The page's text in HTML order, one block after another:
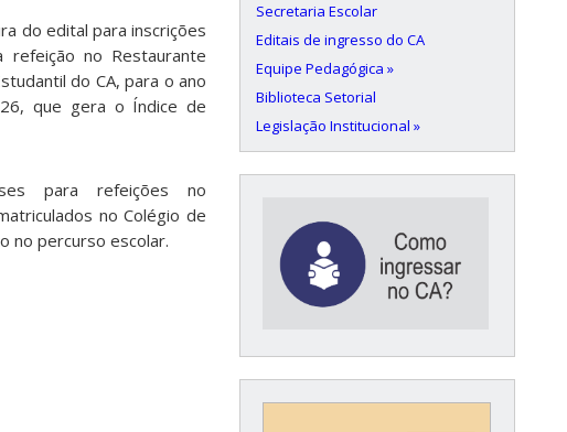
do edital para inscrições
refeição no Restaurante
do CA, para o ano
que gera o Índice de
para refeições
no
noColégio de
no percurso escolar.
Secretaria Escolar
Editais de ingresso do CA
Equipe Pedagógica »
Biblioteca Setorial
Legislação Institucional »